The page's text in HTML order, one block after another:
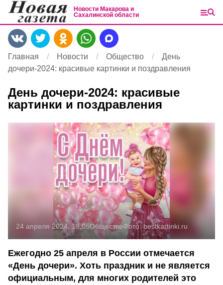
Новости Макарова и
Сахалинской области
Главная Новости Общество
День
дочери-2024: красивые картинки и поздравления
День дочери-2024: красивые
картинки и поздравления
24 апреля 2024, 19:05ОбществоФото:bestkartinki.ru
Ежегодно 25 апреля в России отмечается
«День дочери». Хоть праздник и не является
официальным, для многих родителей это